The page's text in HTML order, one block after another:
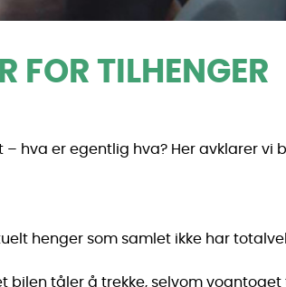
FOR TILHENGER
hva er egentlig hva? Her avklarer
henger som samlet ikke har
tåler å trekke, selvom